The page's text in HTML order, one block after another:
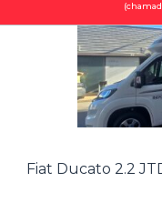
Fiat Ducato 2.2